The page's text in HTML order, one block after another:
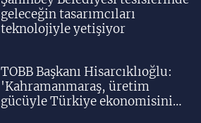
geleceğin tasarımcıları
teknolojiyle yetişiyor
TOBB Başkanı Hisarcıklıoğlu:
'Kahramanmaraş, üretim
gücüyle Türkiye ekonomisinin